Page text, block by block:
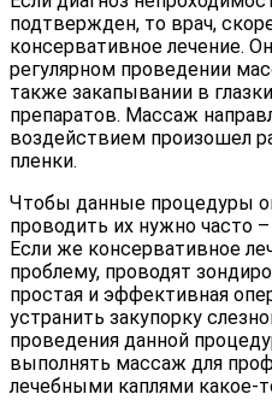
подтвержден, то врач,
консервативное лечение.
регулярном проведении
также закапывании в
препаратов. Массаж
воздействием произошел
пленки.
Чтобы данные процедуры
проводить их нужно часто
Если же консервативное
проблему, проводят
простая и эффективная
устранить закупорку
проведения данной
выполнять массаж для
лечебными каплями какое-